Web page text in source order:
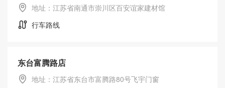
地址：江苏省南通市崇川区百安谊家建材馆
行车路线
东台富腾路店
地址：江苏省东台市富腾路80号飞宇门窗